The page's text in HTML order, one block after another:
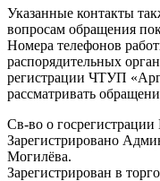
Указанные контакты
вопросам обращения
Номера телефонов
распорядительных
регистрации ЧТУП
рассматривать
Св-во о
Зарегистрировано
Могилёва.
Зарегистрирован в